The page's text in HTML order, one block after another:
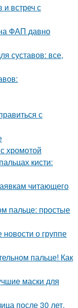
и встреч с
ФАП давно
суставов: все,
с
хромотой
кисти:
читающего
пальце: простые
о группе
пальце! Как
маски для
после 30 лет.